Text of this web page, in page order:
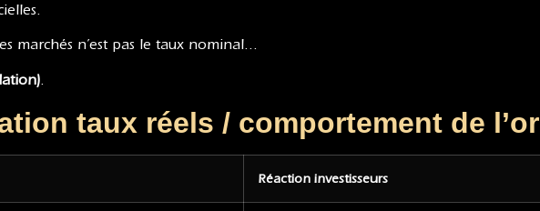
marchés n’est pas le taux nominal…
taux réels / comportement de l’or
Réaction investisseurs